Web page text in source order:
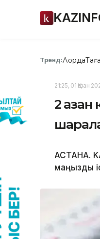
Тренд:Ақорда
21:25, 01 Қазан
2
АСТАНА.
маңызды